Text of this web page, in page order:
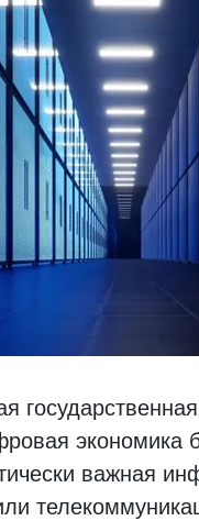
экономика
важная